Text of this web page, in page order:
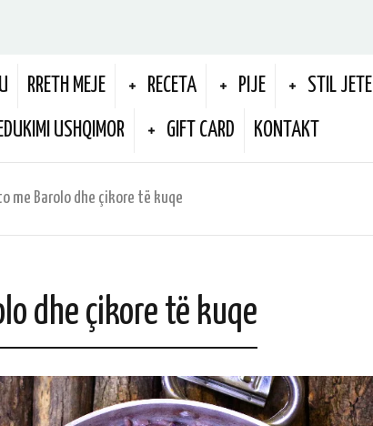
RRETH MEJE RECETA PIJE STIL JETE
EDUKIMI USHQIMOR GIFT CARD KONTAKT
me Barolo dhe çikore të kuqe
dhe çikore të kuqe